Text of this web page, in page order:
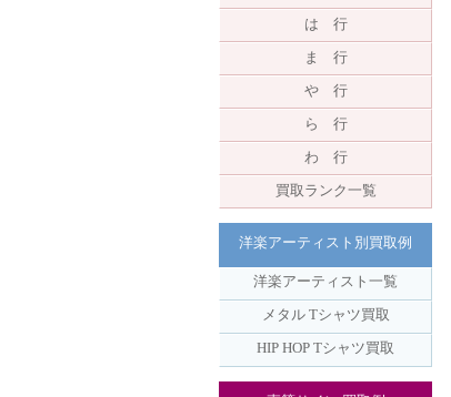
は 行
ま 行
や 行
ら 行
わ 行
買取ランク一覧
洋楽アーティスト別買取例
洋楽アーティスト一覧
メタル Tシャツ買取
HIP HOP Tシャツ買取